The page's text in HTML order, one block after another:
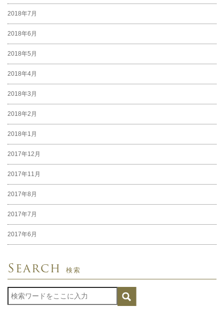
2018年7月
2018年6月
2018年5月
2018年4月
2018年3月
2018年2月
2018年1月
2017年12月
2017年11月
2017年8月
2017年7月
2017年6月
Search 検索